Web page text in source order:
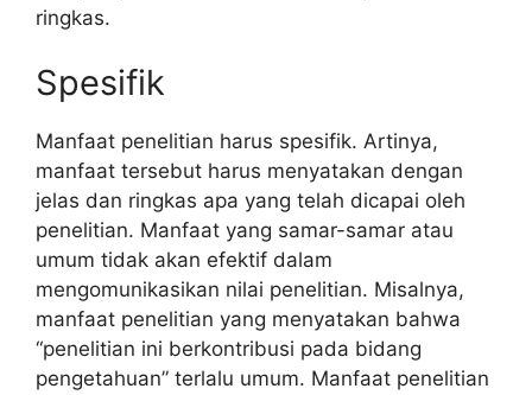
ringkas.
Spesifik
Manfaat penelitian harus spesifik. Artinya,
manfaat tersebut harus menyatakan dengan
jelas dan ringkas apa yang telah dicapai oleh
penelitian. Manfaat yang samar-samar atau
umum tidak akan efektif dalam
mengomunikasikan nilai penelitian. Misalnya,
manfaat penelitian yang menyatakan bahwa
“penelitian ini berkontribusi pada bidang
pengetahuan” terlalu umum. Manfaat penelitian